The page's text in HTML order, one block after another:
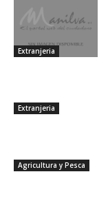
Extranjeria
Extranjeria
Agricultura y Pesca